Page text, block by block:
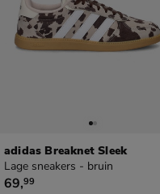
adidas Breaknet Sleek
Lage sneakers - bruin
€ 69,99
69,99